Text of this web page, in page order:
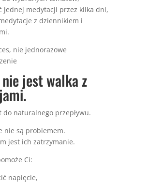
jednej medytacji przez kilka dni,
z dziennikiem i
nie jednorazowe
jest walka z
do naturalnego przepływu.
nie są problemem.
jest ich zatrzymanie.
Ci:
napięcie,